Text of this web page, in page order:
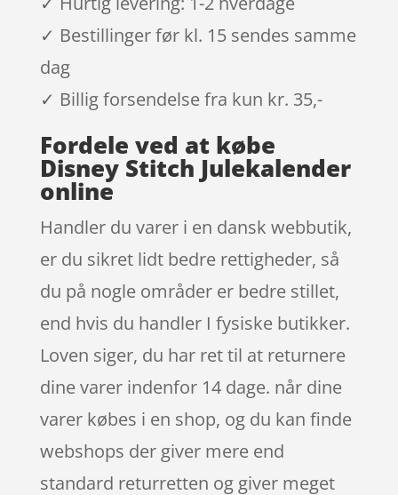
✓ Bestillinger før kl. 15 sendes samme
dag
✓ Billig forsendelse fra kun kr. 35,-
Fordele ved at købe
Disney Stitch Julekalender
online
Handler du varer i en dansk webbutik,
er du sikret lidt bedre rettigheder, så
du på nogle områder er bedre stillet,
end hvis du handler I fysiske butikker.
Loven siger, du har ret til at returnere
dine varer indenfor 14 dage. når dine
varer købes i en shop, og du kan finde
webshops der giver mere end
standard returretten og giver meget